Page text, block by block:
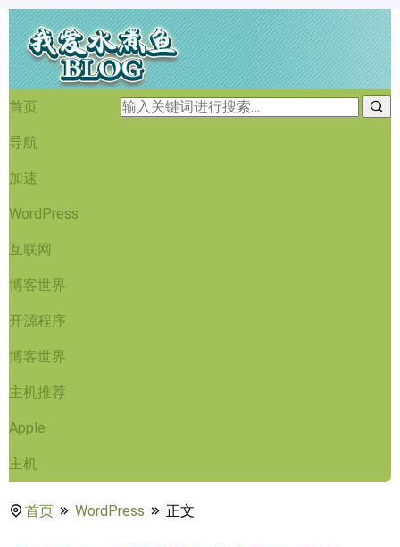
首页
导航
加速
WordPress
互联网
博客世界
开源程序
博客世界
主机推荐
Apple
主机
首页 WordPress 正文